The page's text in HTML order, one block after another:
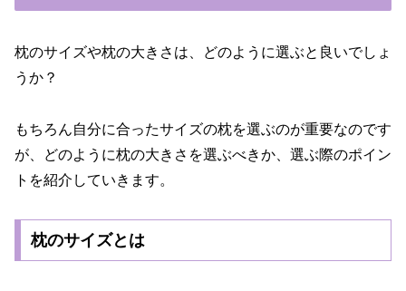
枕のサイズや枕の大きさは、どのように選ぶと良いでしょ
うか？
もちろん自分に合ったサイズの枕を選ぶのが重要なのです
が、どのように枕の大きさを選ぶべきか、選ぶ際のポイン
トを紹介していきます。
枕のサイズとは